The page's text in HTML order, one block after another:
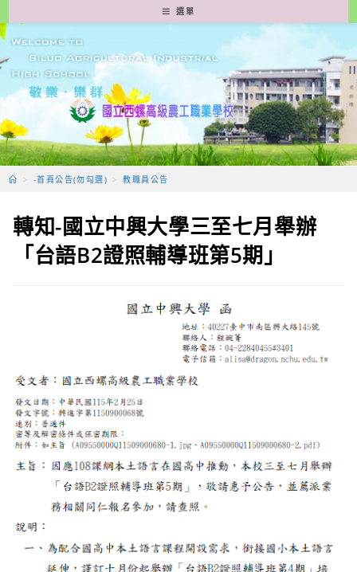
轉
至
要
容
選單
> -首頁公告(勿勾選) > 教職員公告
轉知-國立中興大學三至七月舉辦
「台語B2證照輔導班第5期」